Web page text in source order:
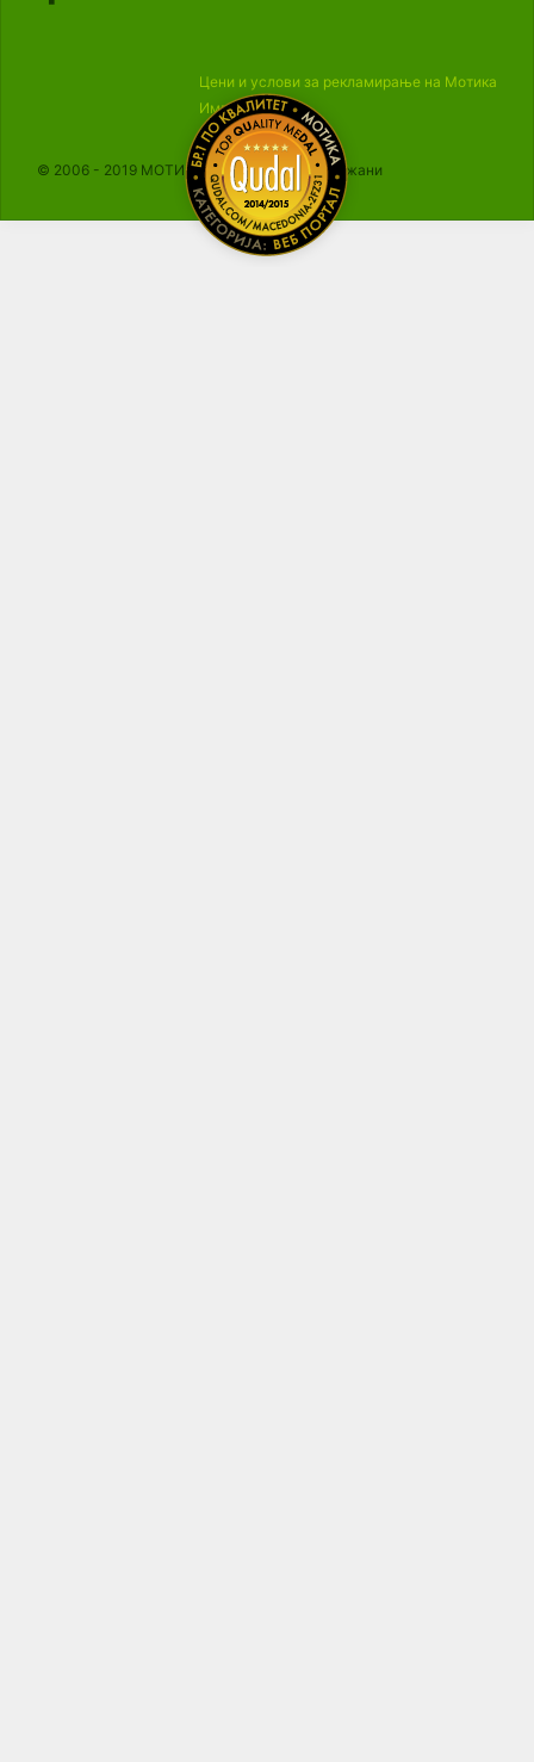
Цени и услови за рекламирање на Мотика
Импресум
© 2006 - 2019 МОТИКА, Сите права се задржани